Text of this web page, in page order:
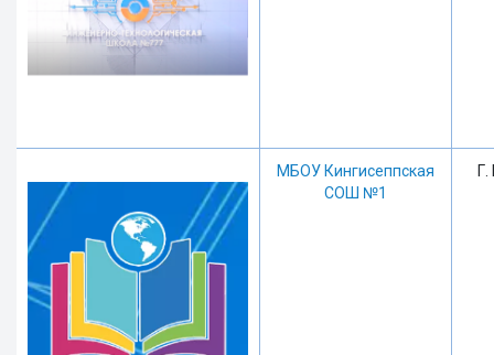
МБОУ Кингисеппская
СОШ №1